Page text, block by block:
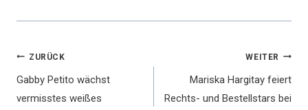
Beitragsnavigation
ZURÜCK
Gabby Petito wächst
vermisstes weißes
WEITER
Mariska Hargitay feiert
Rechts- und Bestellstars bei